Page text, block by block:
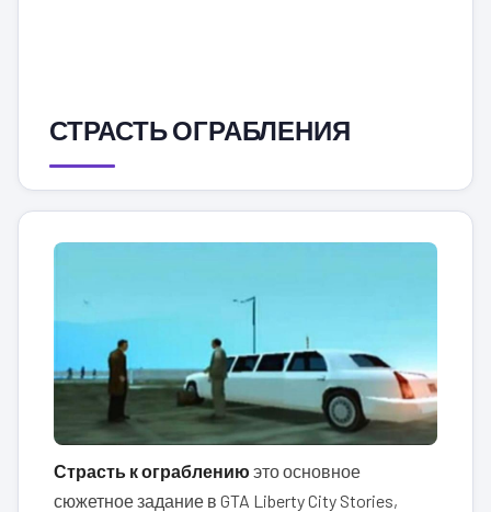
СТРАСТЬ ОГРАБЛЕНИЯ
Страсть к ограблению это основное
сюжетное задание в GTA Liberty City Stories,